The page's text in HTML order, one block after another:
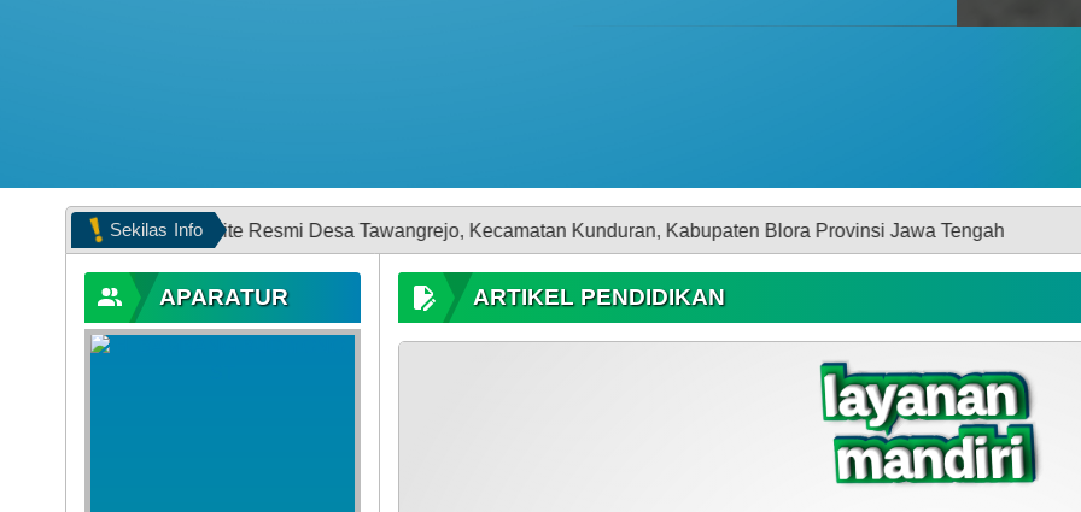
Sekilas Info
Resmi Desa Tawangrejo, Kecamatan Kunduran, Kabupaten Blora Provinsi Jawa Tengah
APARATUR ARTIKEL PENDIDIKAN